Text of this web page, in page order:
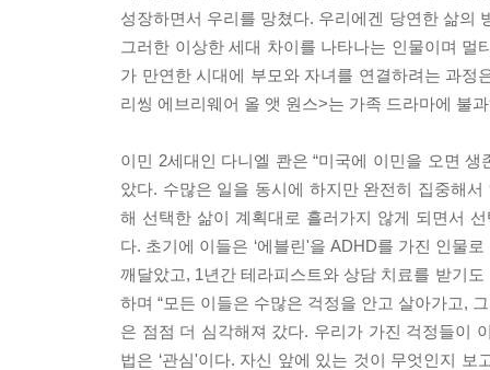
성장하면서 우리를 망쳤다. 우리에겐 당연한 삶의
그러한 이상한 세대 차이를 나타나는 인물이며
가 만연한 시대에 부모와 자녀를 연결하려는 과
리씽 에브리웨어 올 앳 원스>는 가족 드라마에 불
이민 2세대인 다니엘 콴은 “미국에 이민을 오면 생
았다. 수많은 일을 동시에 하지만 완전히 집중해
해 선택한 삶이 계획대로 흘러가지 않게 되면서
다. 초기에 이들은 ‘에블린'을 ADHD를 가진 인물
깨달았고, 1년간 테라피스트와 상담 치료를 받기
하며 “모든 이들은 수많은 걱정을 안고 살아가고,
은 점점 더 심각해져 갔다. 우리가 가진 걱정들이
법은 ‘관심'이다. 자신 앞에 있는 것이 무엇인지